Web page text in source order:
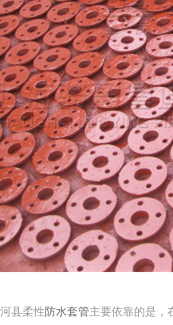
县柔性防水套管主要依靠的是，